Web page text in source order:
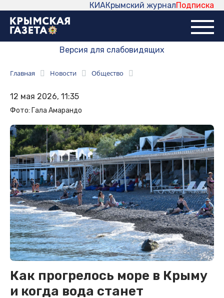
Подписка
Крымский журнал
КИА
Версия для слабовидящих
Главная Новости Общество
12 мая 2026, 11:35
Фото: Гала Амарандо
Как прогрелось море в Крыму
и когда вода станет